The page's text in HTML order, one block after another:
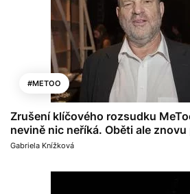
#METOO
Zrušení klíčového rozsudku
nevině nic neříká. Oběti ale
Gabriela Knížková